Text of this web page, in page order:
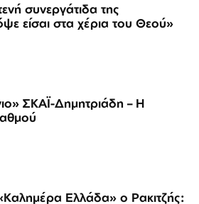
συνεργάτιδα της
είσαι στα χέρια του Θεού»
ΣΚΑΪ-Δημητριάδη – Η
Ελλάδα» ο Ρακιτζής: